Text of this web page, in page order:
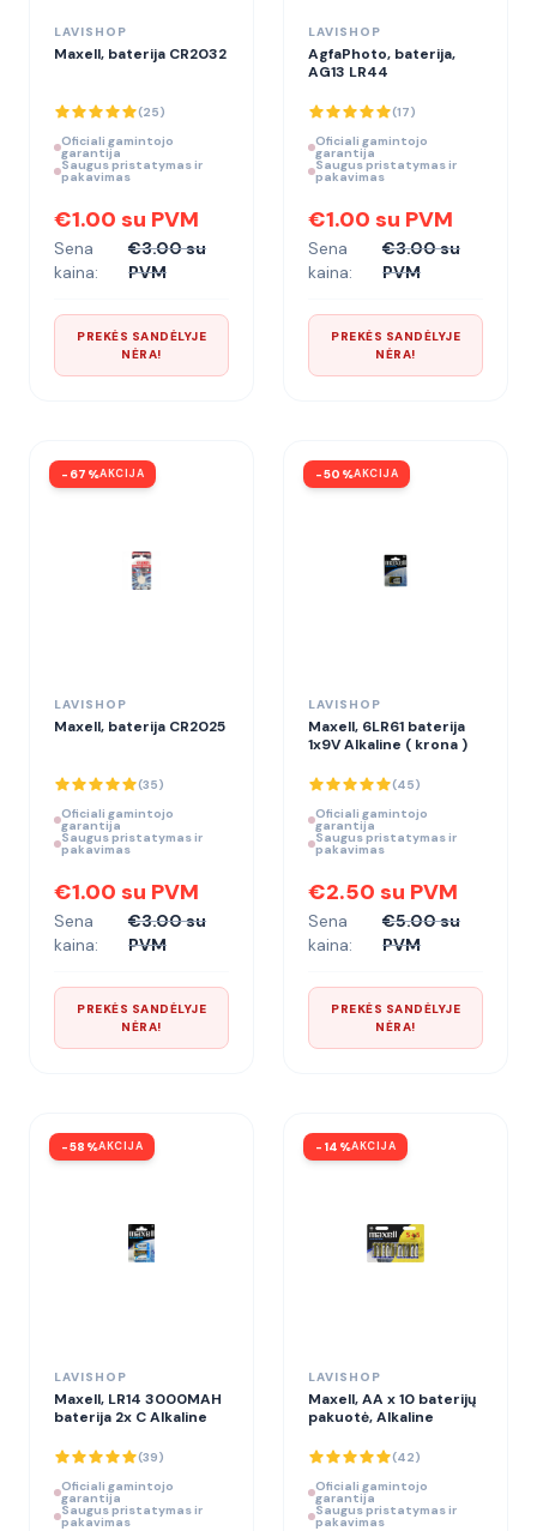
LAVISHOP
Maxell, baterija CR2032
(25)
Oficiali gamintojo
garantija
Saugus pristatymas ir
pakavimas
€1.00 su PVM
Sena
kaina:
€3.00 su
PVM
PREKĖS SANDĖLYJE
NĖRA!
LAVISHOP
AgfaPhoto, baterija,
AG13 LR44
(17)
Oficiali gamintojo
garantija
Saugus pristatymas ir
pakavimas
€1.00 su PVM
Sena
kaina:
€3.00 su
PVM
PREKĖS SANDĖLYJE
NĖRA!
- 67 %AKCIJA
LAVISHOP
Maxell, baterija CR2025
(35)
Oficiali gamintojo
garantija
Saugus pristatymas ir
pakavimas
€1.00 su PVM
Sena
kaina:
€3.00 su
PVM
PREKĖS SANDĖLYJE
NĖRA!
-50 %AKCIJA
LAVISHOP
Maxell, 6LR61 baterija
1x9V Alkaline ( krona )
(45)
Oficiali gamintojo
garantija
Saugus pristatymas ir
pakavimas
€2.50 su PVM
Sena
kaina:
€5.00 su
PVM
PREKĖS SANDĖLYJE
NĖRA!
-58 %AKCIJA
LAVISHOP
Maxell, LR14 3000MAH
baterija 2x C Alkaline
(39)
Oficiali gamintojo
garantija
Saugus pristatymas ir
pakavimas
- 14 %AKCIJA
LAVISHOP
Maxell, AA x 10 baterijų
pakuotė, Alkaline
(42)
Oficiali gamintojo
garantija
Saugus pristatymas ir
pakavimas